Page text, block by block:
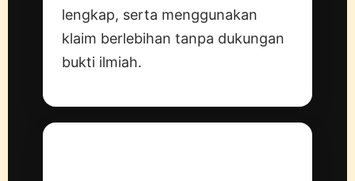
lengkap, serta menggunakan
klaim berlebihan tanpa dukungan
bukti ilmiah.